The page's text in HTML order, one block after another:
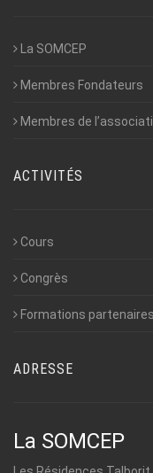
La SOMCEP
Membres Fondateurs
Membres de
ACTIVITÉS
Cours
Congrès
Formations partenaires
ADRESSE
La SOMCEP